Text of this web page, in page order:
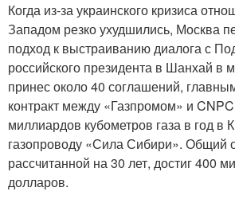
Когда из-за украинского кризиса
Западом резко ухудшились, Москва
подход к выстраиванию диалога с
российского президента в Шанхай в
принес около 40 соглашений,
контракт между «Газпромом» и
миллиардов кубометров газа в год в
газопроводу «Сила Сибири». Общий
рассчитанной на 30 лет, достиг 400
долларов.